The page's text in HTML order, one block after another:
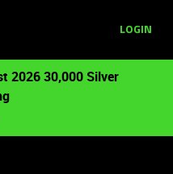
LOGIN
2026 30,000 Silver